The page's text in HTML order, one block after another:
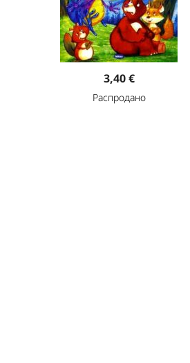
3,40 €
Распродано